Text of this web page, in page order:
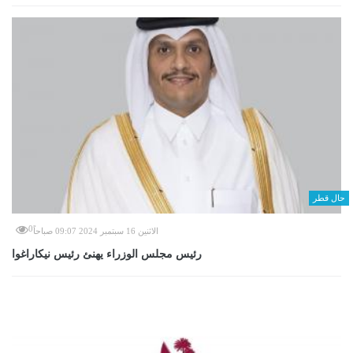
حال قطر
الاثنين 16 سبتمبر 2024 09:07 صباحاً 0
رئيس مجلس الوزراء يهنئ رئيس نيكاراغوا